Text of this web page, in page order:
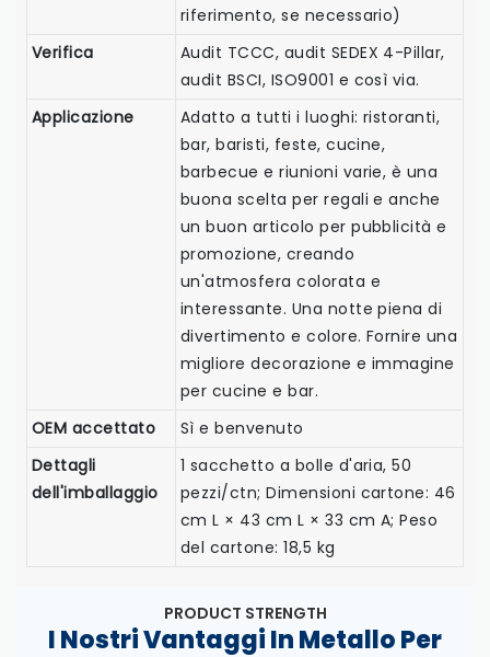
riferimento, se necessario)
Verifica
Audit TCCC, audit SEDEX 4-Pillar,
audit BSCI, ISO9001 e così via.
Applicazione
Adatto a tutti i luoghi: ristoranti,
bar, baristi, feste, cucine,
barbecue e riunioni varie, è una
buona scelta per regali e anche
un buon articolo per pubblicità e
promozione, creando
un'atmosfera colorata e
interessante. Una notte piena di
divertimento e colore. Fornire una
migliore decorazione e immagine
per cucine e bar.
OEM accettato
Sì e benvenuto
Dettagli
dell'imballaggio
1 sacchetto a bolle d'aria, 50
pezzi/ctn; Dimensioni cartone: 46
cm L × 43 cm L × 33 cm A; Peso
del cartone: 18,5 kg
PRODUCT STRENGTH
I Nostri Vantaggi In Metallo Per